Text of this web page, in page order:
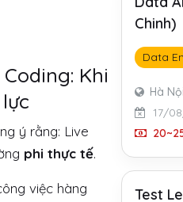
Khi
ý rằng: Live
phi thực tế.
việc hàng
Chinh)
Data
Hà
17/
Test